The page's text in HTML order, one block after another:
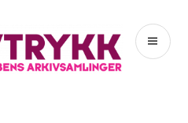
Avtrykk